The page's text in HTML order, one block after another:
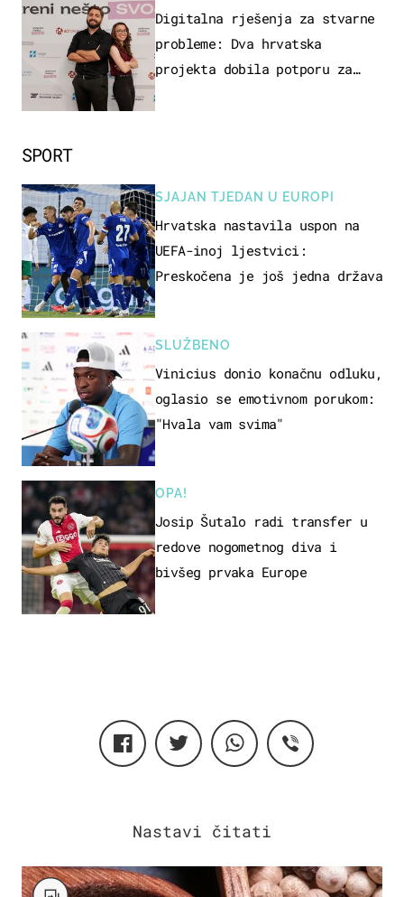
SPORT
SJAJAN TJEDAN U EUROPI
Hrvatska nastavila uspon na
UEFA-inoj ljestvici:
Preskočena je još jedna država
SLUŽBENO
Vinicius donio konačnu odluku,
oglasio se emotivnom porukom:
"Hvala vam svima"
OPA!
Josip Šutalo radi transfer u
redove nogometnog diva i
bivšeg prvaka Europe
ZAGREB
Digitalna rješenja za stvarne
probleme: Dva hrvatska
projekta dobila potporu za